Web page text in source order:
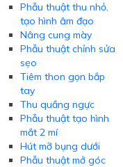
Phẫu thuật thu nhỏ,
tạo hình âm đạo
Nâng cung mày
Phẫu thuật chỉnh sửa
sẹo
Tiêm thon gọn bắp
tay
Thu quầng ngực
Phẫu thuật tạo hình
mắt 2 mí
Hút mỡ bụng dưới
Phẫu thuật mở góc